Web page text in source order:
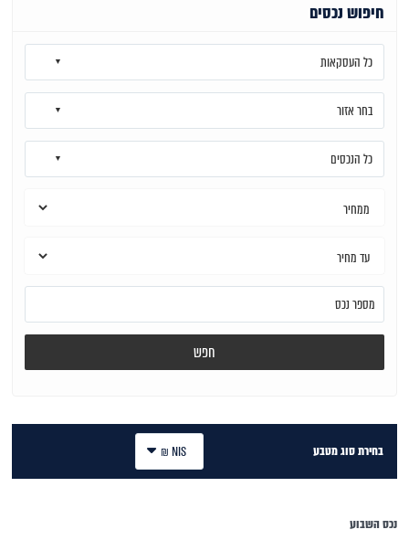
חיפוש נכסים
כל העסקאות
בחר אזור
כל הנכסים
חפש
בחירת סוג מטבע NIS ₪
נכס השבוע